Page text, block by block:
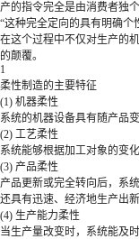
产的指令完全是由消费者
“这种完全定向的具有明确个
在这个过程中不仅对生产的
的颠覆。
1
柔性制造的主要特征
(1) 机器柔性
系统的机器设备具有随产品
(2) 工艺柔性
系统能够根据加工对象的变
(3) 产品柔性
产品更新或完全转向后，系
还具有迅速、经济地生产出
(4) 生产能力柔性
当生产量改变时，系统能及